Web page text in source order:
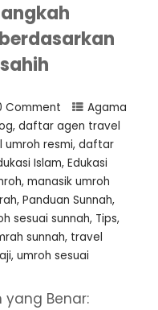
Comment
Agama
, daftar agen travel
resmi, daftar
Islam, Edukasi
, manasik umroh
, Panduan Sunnah,
sesuai sunnah, Tips,
sunnah, travel
, umroh sesuai
yang Benar: